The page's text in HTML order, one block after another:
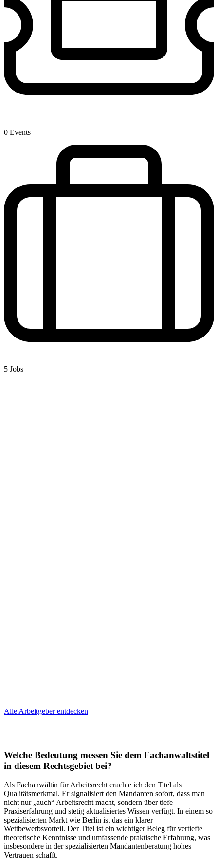
0 Events
5 Jobs
Alle Arbeitgeber entdecken
Welche Bedeutung messen Sie dem Fachanwaltstitel
in diesem Rechtsgebiet bei?
Als Fachanwältin für Arbeitsrecht erachte ich den Titel als
Qualitätsmerkmal. Er signalisiert den Mandanten sofort, dass man
nicht nur „auch“ Arbeitsrecht macht, sondern über tiefe
Praxiserfahrung und stetig aktualisiertes Wissen verfügt. In einem so
spezialisierten Markt wie Berlin ist das ein klarer
Wettbewerbsvorteil. Der Titel ist ein wichtiger Beleg für vertiefte
theoretische Kenntnisse und umfassende praktische Erfahrung, was
insbesondere in der spezialisierten Mandantenberatung hohes
Vertrauen schafft.